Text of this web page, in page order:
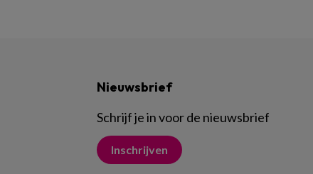
Nieuwsbrief
Schrijf je in voor de nieuwsbrief
Inschrijven